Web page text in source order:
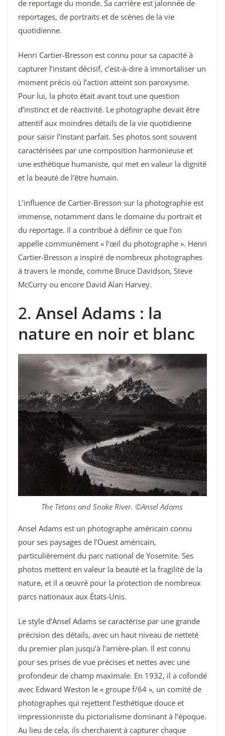
de reportage du monde. Sa carrière est jalonnée de
reportages, de portraits et de scènes de la vie
quotidienne.
Henri Cartier-Bresson est connu pour sa capacité à
capturer l’instant décisif, c’est-à-dire à immortaliser un
moment précis où l’action atteint son paroxysme.
Pour lui, la photo était avant tout une question
d’instinct et de réactivité. Le photographe devait être
attentif aux moindres détails de la vie quotidienne
pour saisir l’instant parfait. Ses photos sont souvent
caractérisées par une composition harmonieuse et
une esthétique humaniste, qui met en valeur la dignité
et la beauté de l’être humain.
L’influence de Cartier-Bresson sur la photographie est
immense, notamment dans le domaine du portrait et
du reportage. Il a contribué à définir ce que l’on
appelle communément « l’œil du photographe ». Henri
Cartier-Bresson a inspiré de nombreux photographes
à travers le monde, comme Bruce Davidson, Steve
McCurry ou encore David Alan Harvey.
2. Ansel Adams : la
nature en noir et blanc
The Tetons and Snake River. ©Ansel Adams
Ansel Adams est un photographe américain connu
pour ses paysages de l’Ouest américain,
particulièrement du parc national de Yosemite. Ses
photos mettent en valeur la beauté et la fragilité de la
nature, et il a œuvré pour la protection de nombreux
parcs nationaux aux États-Unis.
Le style d’Ansel Adams se caractérise par une grande
précision des détails, avec un haut niveau de netteté
du premier plan jusqu’à l’arrière-plan. Il est connu
pour ses prises de vue précises et nettes avec une
profondeur de champ maximale. En 1932, il a cofondé
avec Edward Weston le « groupe f/64 », un comité de
photographes qui rejettent l’esthétique douce et
impressionniste du pictorialisme dominant à l’époque.
Au lieu de cela, ils cherchaient à capturer chaque